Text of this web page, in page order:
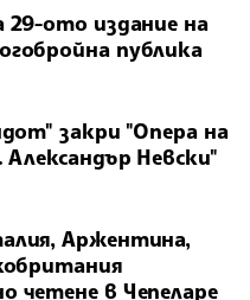
29-ото издание на
публика
закри "Опера на
Невски"
Аржентина,
четене в Чепеларе